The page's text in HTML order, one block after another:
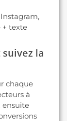
+ texte
la
chaque
à
ensuite